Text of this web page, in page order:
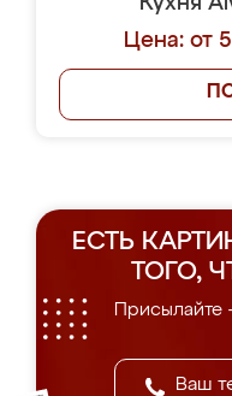
Цена: от
ЕСТЬ
ТОГО,